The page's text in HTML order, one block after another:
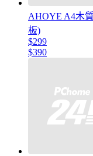
AHOYE A4木
板)
$299
$390